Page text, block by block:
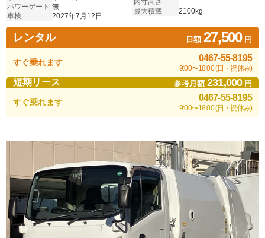
パワーゲート 無
車検
2027年7月12日
内寸高さ
--
最大積載
2100kg
レンタル 日額27,500円
すぐ乗れます 0467-55-8195
9:00〜18:00 (日・祝休み)
短期リース 参考月額231,000円
すぐ乗れます 0467-55-8195
9:00〜18:00 (日・祝休み)